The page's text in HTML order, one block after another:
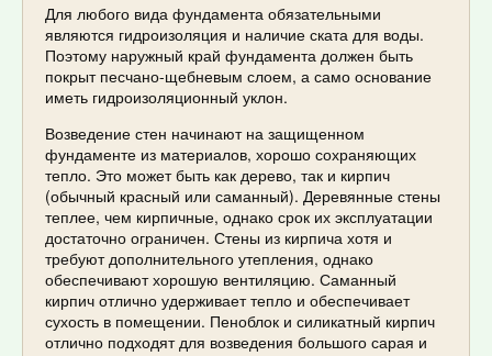
Для любого вида фундамента обязательными
являются гидроизоляция и наличие ската для воды.
Поэтому наружный край фундамента должен быть
покрыт песчано-щебневым слоем, а само основание
иметь гидроизоляционный уклон.
Возведение стен начинают на защищенном
фундаменте из материалов, хорошо сохраняющих
тепло. Это может быть как дерево, так и кирпич
(обычный красный или саманный). Деревянные стены
теплее, чем кирпичные, однако срок их эксплуатации
достаточно ограничен. Стены из кирпича хотя и
требуют дополнительного утепления, однако
обеспечивают хорошую вентиляцию. Саманный
кирпич отлично удерживает тепло и обеспечивает
сухость в помещении. Пеноблок и силикатный кирпич
отлично подходят для возведения большого сарая и